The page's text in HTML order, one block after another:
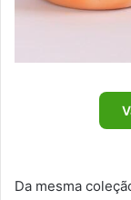
Da mesma